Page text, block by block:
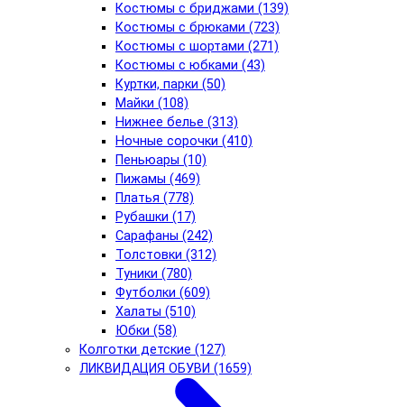
Костюмы с бриджами (139)
Костюмы с брюками (723)
Костюмы с шортами (271)
Костюмы с юбками (43)
Куртки, парки (50)
Майки (108)
Нижнее белье (313)
Ночные сорочки (410)
Пеньюары (10)
Пижамы (469)
Платья (778)
Рубашки (17)
Сарафаны (242)
Толстовки (312)
Туники (780)
Футболки (609)
Халаты (510)
Юбки (58)
Колготки детские (127)
ЛИКВИДАЦИЯ ОБУВИ (1659)